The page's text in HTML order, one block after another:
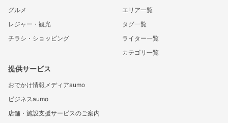
グルメ
レジャー・観光
チラシ・ショッピング
エリア一覧
タグ一覧
ライター一覧
カテゴリ一覧
提供サービス
おでかけ情報メディアaumo
ビジネスaumo
店舗・施設支援サービスのご案内